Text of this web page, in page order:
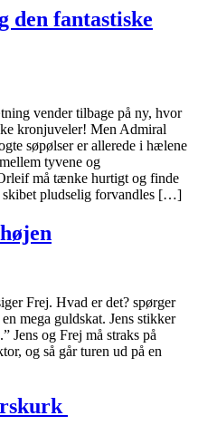
den fantastiske
vender tilbage på ny, hvor
kronjuveler! Men Admiral
søpølser er allerede i hælene
tyvene og
må tænke hurtigt og finde
skibet pludselig forvandles […]
Frej. Hvad er det? spørger
mega guldskat. Jens stikker
Jens og Frej må straks på
og så går turen ud på en